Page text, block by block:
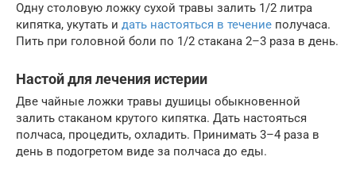
Одну столовую ложку сухой травы залить 1/2 литра
кипятка, укутать и дать настояться в течение получаса.
Пить при головной боли по 1/2 стакана 2–3 раза в день.
Настой для лечения истерии
Две чайные ложки травы душицы обыкновенной
залить стаканом крутого кипятка. Дать настояться
полчаса, процедить, охладить. Принимать 3–4 раза в
день в подогретом виде за полчаса до еды.